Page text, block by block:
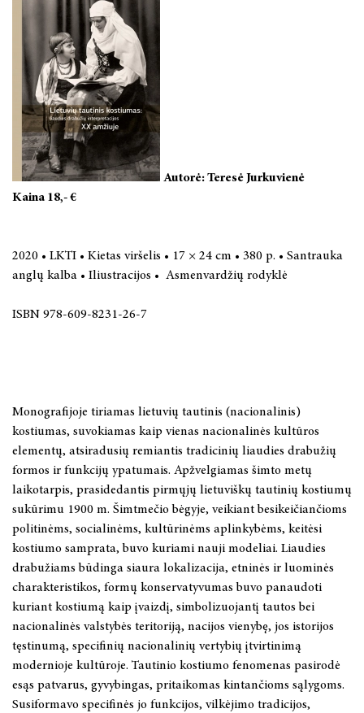
Autorė: Teresė Jurkuvienė
Kaina 18,- €
2020 • LKTI • Kietas viršelis • 17 × 24 cm • 380 p. • Santrauka
anglų kalba • Iliustracijos • Asmenvardžių rodyklė
ISBN 978-609-8231-26-7
Monografijoje tiriamas lietuvių tautinis (nacionalinis)
kostiumas, suvokiamas kaip vienas nacionalinės kultūros
elementų, atsiradusių remiantis tradicinių liaudies drabužių
formos ir funkcijų ypatumais. Apžvelgiamas šimto metų
laikotarpis, prasidedantis pirmųjų lietuviškų tautinių kostiumų
sukūrimu 1900 m. Šimtmečio bėgyje, veikiant besikeičiančioms
politinėms, socialinėms, kultūrinėms aplinkybėms, keitėsi
kostiumo samprata, buvo kuriami nauji modeliai. Liaudies
drabužiams būdinga siaura lokalizacija, etninės ir luominės
charakteristikos, formų konservatyvumas buvo panaudoti
kuriant kostiumą kaip įvaizdį, simbolizuojantį tautos bei
nacionalinės valstybės teritoriją, nacijos vienybę, jos istorijos
tęstinumą, specifinių nacionalinių vertybių įtvirtinimą
modernioje kultūroje. Tautinio kostiumo fenomenas pasirodė
esąs patvarus, gyvybingas, pritaikomas kintančioms sąlygoms.
Susiformavo specifinės jo funkcijos, vilkėjimo tradicijos,